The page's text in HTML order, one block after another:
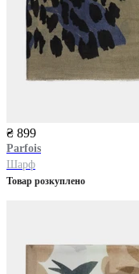
₴ 899
Parfois
Шарф
Товар розкуплено